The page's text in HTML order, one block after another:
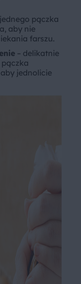
pączka
aby nie
farszu.
– delikatnie
jednolicie